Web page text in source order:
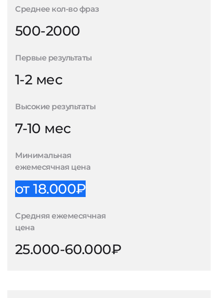
Среднее кол-во фраз
500-2000
Первые результаты
1-2 мес
Высокие результаты
7-10 мес
Минимальная
ежемесячная цена
от 18.000₽
Средняя ежемесячная
цена
25.000-60.000₽